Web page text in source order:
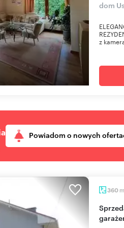
dom
z
Powiadom o nowych
360 m
Sprzedam przestronną rezydencję 7 pokoi z